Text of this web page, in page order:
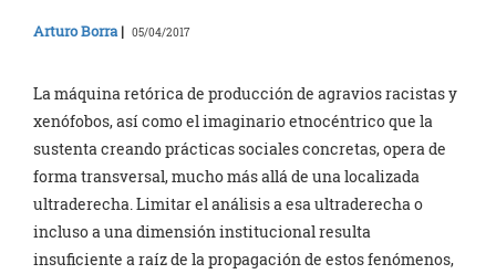
Arturo Borra | 05/04/2017
La máquina retórica de producción de agravios racistas y
xenófobos, así como el imaginario etnocéntrico que la
sustenta creando prácticas sociales concretas, opera de
forma transversal, mucho más allá de una localizada
ultraderecha. Limitar el análisis a esa ultraderecha o
incluso a una dimensión institucional resulta
insuficiente a raíz de la propagación de estos fenómenos,